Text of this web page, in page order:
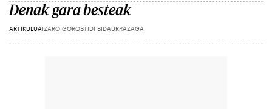
Denak gara besteak
ARTIKULUAIZARO GOROSTIDI BIDAURRAZAGA